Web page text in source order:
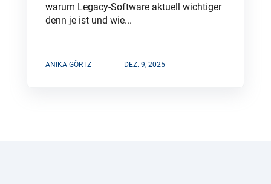
warum Legacy-Software aktuell wichtiger
denn je ist und wie...
ANIKA GÖRTZ DEZ. 9, 2025